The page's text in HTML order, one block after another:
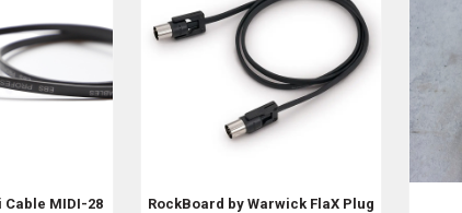
Cable MIDI-28
RockBoard by Warwick FlaX Plug